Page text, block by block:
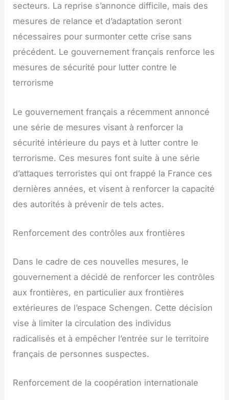
secteurs. La reprise s’annonce difficile, mais des
mesures de relance et d’adaptation seront
nécessaires pour surmonter cette crise sans
précédent. Le gouvernement français renforce les
mesures de sécurité pour lutter contre le
terrorisme
Le gouvernement français a récemment annoncé
une série de mesures visant à renforcer la
sécurité intérieure du pays et à lutter contre le
terrorisme. Ces mesures font suite à une série
d’attaques terroristes qui ont frappé la France ces
dernières années, et visent à renforcer la capacité
des autorités à prévenir de tels actes.
Renforcement des contrôles aux frontières
Dans le cadre de ces nouvelles mesures, le
gouvernement a décidé de renforcer les contrôles
aux frontières, en particulier aux frontières
extérieures de l’espace Schengen. Cette décision
vise à limiter la circulation des individus
radicalisés et à empêcher l’entrée sur le territoire
français de personnes suspectes.
Renforcement de la coopération internationale